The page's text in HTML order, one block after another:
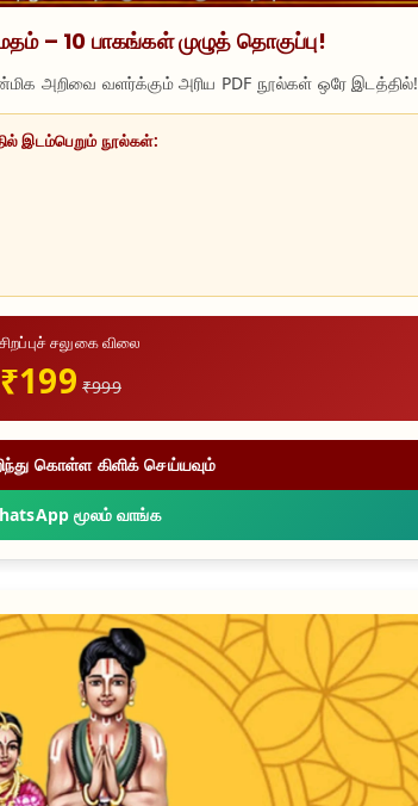
– 10 பாகங்கள் முழுத் தொகுப்பு!
அறிவை வளர்க்கும் அரிய PDF நூல்கள் ஒரே இடத்தில்!
இடம்பெறும் நூல்கள்:
சலுகை விலை
₹199 ₹999
கொள்ள கிளிக் செய்யவும்
மூலம் வாங்க